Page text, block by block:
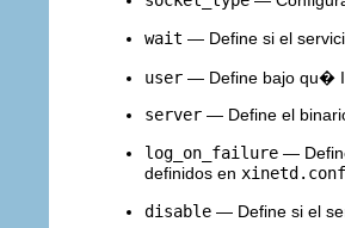
wait — Define si el
user — Define bajo qu�
server — Define el
log_on_failure —
definidos en xinetd.conf
disable — Define si el